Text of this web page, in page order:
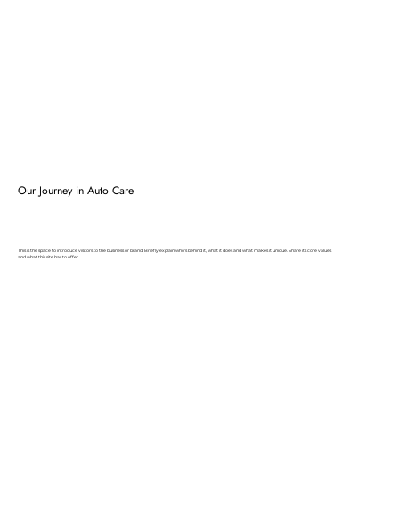
Our Journey in Auto Care
This is the space to introduce visitors to the business or brand. Briefly explain who's behind it, what it does and what makes it unique. Share its core values
and what this site has to offer.